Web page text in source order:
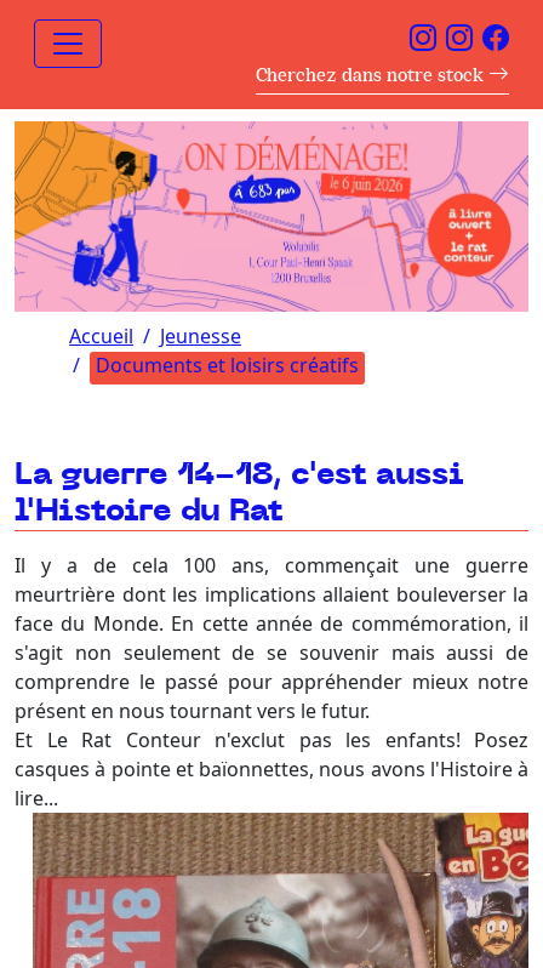
Cherchez dans notre stock
Accueil
Jeunesse
Documents et loisirs créatifs
La guerre 14-18, c'est aussi
l'Histoire du Rat
Il y a de cela 100 ans, commençait une guerre
meurtrière dont les implications allaient bouleverser la
face du Monde. En cette année de commémoration, il
s'agit non seulement de se souvenir mais aussi de
comprendre le passé pour appréhender mieux notre
présent en nous tournant vers le futur.
Et Le Rat Conteur n'exclut pas les enfants! Posez
casques à pointe et baïonnettes, nous avons l'Histoire à
lire...